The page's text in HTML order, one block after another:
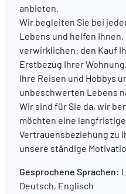
anbieten.
Wir begleiten Sie bei
Lebens und helfen Ihnen,
verwirklichen: den Kauf
Erstbezug Ihrer
Ihre Reisen und Hobbys
unbeschwerten Lebens
Wir sind für Sie da, wir
möchten eine
Vertrauensbeziehung zu
unsere ständige
Gesprochene Sprachen:
Deutsch, Englisch